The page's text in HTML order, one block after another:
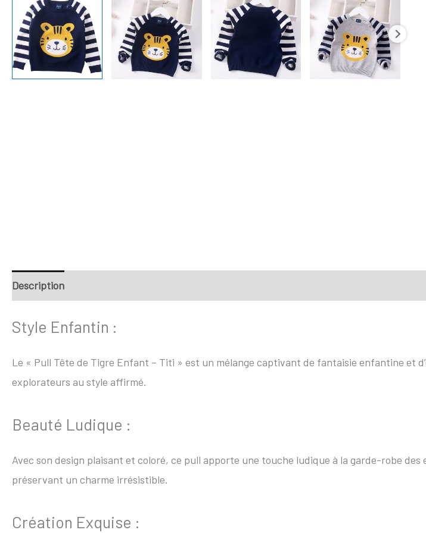
Description
Style Enfantin :
Le « Pull Tête de Tigre Enfant – Titi » est un mélange captivant de fantaisie enfantine et
explorateurs au style affirmé.
Beauté Ludique :
Avec son design plaisant et coloré, ce pull apporte une touche ludique à la garde-robe
préservant un charme irrésistible.
Création Exquise :